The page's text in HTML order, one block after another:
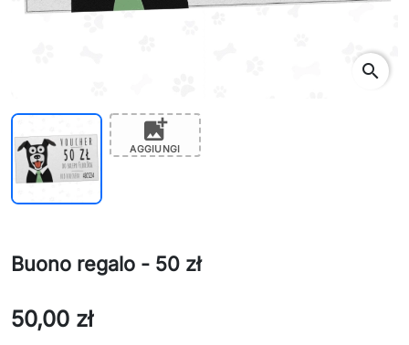
search
add_photo_alternate
AGGIUNGI
Buono regalo - 50 zł
50,00 zł